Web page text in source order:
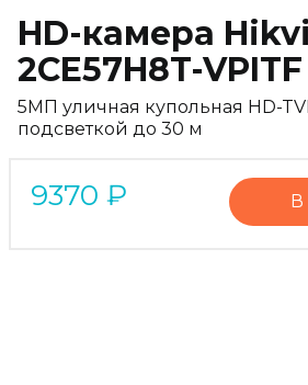
HD-камера
2CE57H8T-
5МП уличная купольная HD-
подсветкой до 30 м
9370 ₽ В